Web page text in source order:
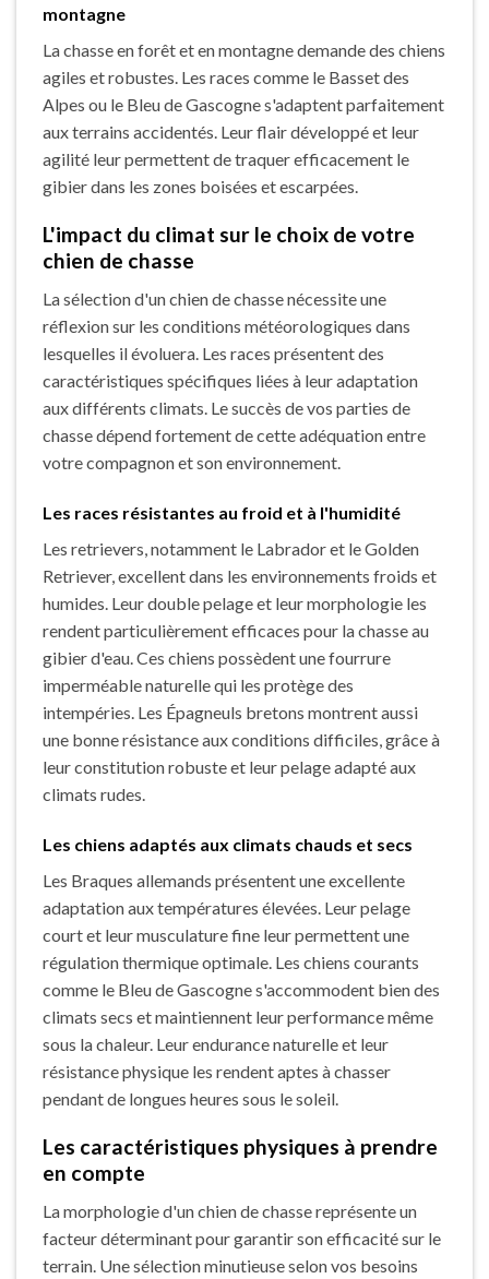
montagne
La chasse en forêt et en montagne demande des chiens
agiles et robustes. Les races comme le Basset des
Alpes ou le Bleu de Gascogne s'adaptent parfaitement
aux terrains accidentés. Leur flair développé et leur
agilité leur permettent de traquer efficacement le
gibier dans les zones boisées et escarpées.
L'impact du climat sur le choix de votre
chien de chasse
La sélection d'un chien de chasse nécessite une
réflexion sur les conditions météorologiques dans
lesquelles il évoluera. Les races présentent des
caractéristiques spécifiques liées à leur adaptation
aux différents climats. Le succès de vos parties de
chasse dépend fortement de cette adéquation entre
votre compagnon et son environnement.
Les races résistantes au froid et à l'humidité
Les retrievers, notamment le Labrador et le Golden
Retriever, excellent dans les environnements froids et
humides. Leur double pelage et leur morphologie les
rendent particulièrement efficaces pour la chasse au
gibier d'eau. Ces chiens possèdent une fourrure
imperméable naturelle qui les protège des
intempéries. Les Épagneuls bretons montrent aussi
une bonne résistance aux conditions difficiles, grâce à
leur constitution robuste et leur pelage adapté aux
climats rudes.
Les chiens adaptés aux climats chauds et secs
Les Braques allemands présentent une excellente
adaptation aux températures élevées. Leur pelage
court et leur musculature fine leur permettent une
régulation thermique optimale. Les chiens courants
comme le Bleu de Gascogne s'accommodent bien des
climats secs et maintiennent leur performance même
sous la chaleur. Leur endurance naturelle et leur
résistance physique les rendent aptes à chasser
pendant de longues heures sous le soleil.
Les caractéristiques physiques à prendre
en compte
La morphologie d'un chien de chasse représente un
facteur déterminant pour garantir son efficacité sur le
terrain. Une sélection minutieuse selon vos besoins